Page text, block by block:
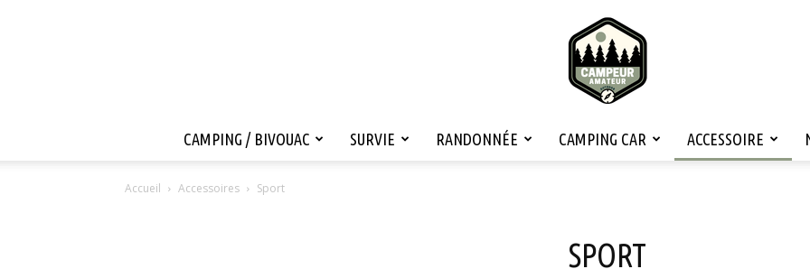
CAMPING / BIVOUAC SURVIE RANDONNÉE CAMPING CAR ACCESSOIRE
Accueil Accessoires Sport
SPORT